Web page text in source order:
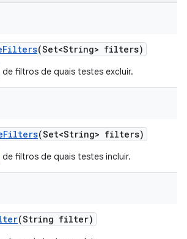
Filters(Set<String> filters)
de filtros de quais testes excluir.
Filters(Set<String> filters)
de filtros de quais testes incluir.
(String filter)